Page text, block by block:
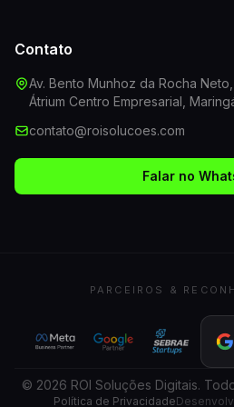
Contato
Av. Bento Munhoz da Rocha
Átrium Centro Empresarial,
contato@roisolucoes.com
Falar no
PARCEIROS &
© 2026 ROI Soluções Digitais.
Política de Privacidade